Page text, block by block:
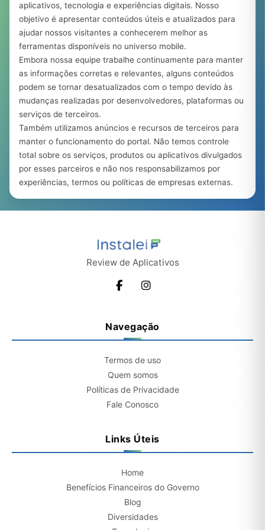
aplicativos, tecnologia e experiências digitais. Nosso
objetivo é apresentar conteúdos úteis e atualizados para
ajudar nossos visitantes a conhecerem melhor as
ferramentas disponíveis no universo mobile.
Embora nossa equipe trabalhe continuamente para manter
as informações corretas e relevantes, alguns conteúdos
podem se tornar desatualizados com o tempo devido às
mudanças realizadas por desenvolvedores, plataformas ou
serviços de terceiros.
Também utilizamos anúncios e recursos de terceiros para
manter o funcionamento do portal. Não temos controle
total sobre os serviços, produtos ou aplicativos divulgados
por esses parceiros e não nos responsabilizamos por
experiências, termos ou políticas de empresas externas.
Review de Aplicativos
Navegação
Termos de uso
Quem somos
Políticas de Privacidade
Fale Conosco
Links Úteis
Home
Benefícios Financeiros do Governo
Blog
Diversidades